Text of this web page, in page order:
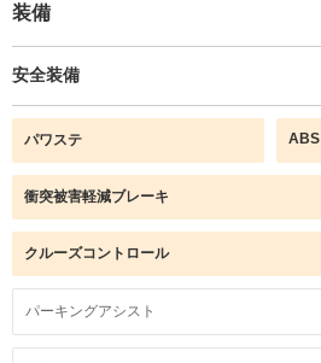
装備
安全装備
パワステ ABS
衝突被害軽減ブレーキ
クルーズコントロール
パーキングアシスト